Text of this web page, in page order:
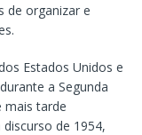
de organizar e
Estados Unidos e
a Segunda
mais tarde
de 1954,